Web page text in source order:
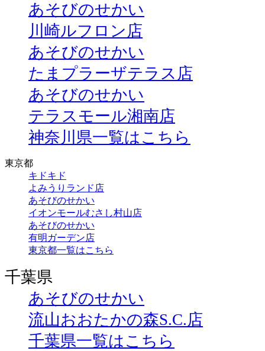
あそびのせかい
川崎ルフロン店
あそびのせかい
たまプラーザテラス店
あそびのせかい
テラスモール湘南店
神奈川県一覧はこちら
東京都
キドキド
よみうりランド店
あそびのせかい
イオンモールむさし村山店
あそびのせかい
有明ガーデン店
東京都一覧はこちら
千葉県
あそびのせかい
流山おおたかの森S.C.店
千葉県一覧はこちら